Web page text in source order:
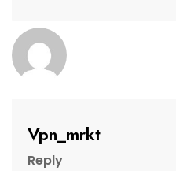
Vpn_mrkt
Reply